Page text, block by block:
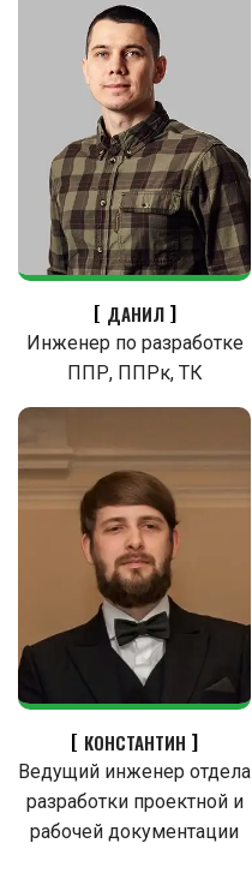
ДАНИЛ
Инженер по разработке
ППР, ППРк, ТК
КОНСТАНТИН
Ведущий инженер отдела
разработки проектной и
рабочей документации